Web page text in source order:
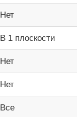
Нет
В 1 плоскости
Нет
Нет
Все